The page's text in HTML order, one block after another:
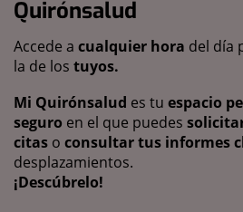
Quirónsalud
Accede a cualquier hora del día
la de los tuyos.
Mi Quirónsalud es tu espacio
seguro en el que puedes
citas o consultar tus informes
desplazamientos.
¡Descúbrelo!